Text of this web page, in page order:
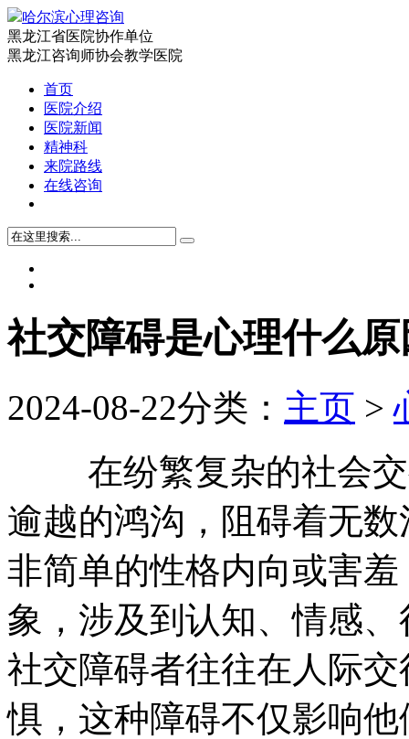
哈尔滨心理咨询
黑龙江省医院协作单位
黑龙江咨询师协会教学医院
首页
医院介绍
医院新闻
精神科
来院路线
在线咨询
社交障碍是心理什么原
2024-08-22分类： 主页 >
在纷繁复杂的社会交
逾越的鸿沟，阻碍着无
非简单的性格内向或害
象，涉及到认知、情感
社交障碍者往往在人际
惧，这种障碍不仅影响